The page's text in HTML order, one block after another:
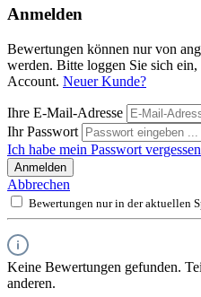
Anmelden
Bewertungen können nur von
werden. Bitte loggen Sie sich ein,
Account. Neuer Kunde?
Ihre E-Mail-Adresse
Ihr Passwort
Ich habe mein Passwort
Anmelden
Abbrechen
Bewertungen nur in der aktuellen
Keine Bewertungen gefunden.
anderen.